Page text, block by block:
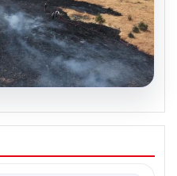
ormanlık alana
alındı